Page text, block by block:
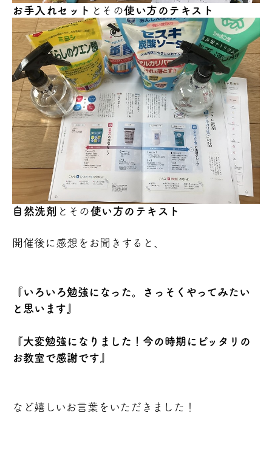
お手入れセット とその使い方のテキスト
自然洗剤 とその使い方のテキスト
開催後に感想をお聞きすると、
『いろいろ勉強になった。さっそくやってみたい
と思います』
『大変勉強になりました！今の時期にピッタリの
お教室で感謝です』
など嬉しいお言葉をいただきました！